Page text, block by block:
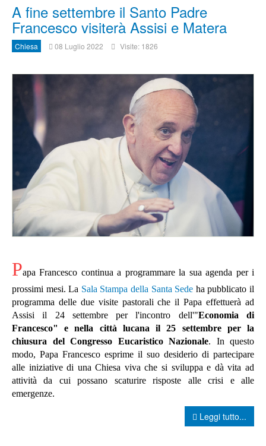
A fine settembre il Santo Padre
Francesco visiterà Assisi e Matera
Chiesa 08 Luglio 2022 Visite: 1826
Papa Francesco continua a programmare la sua agenda per i
prossimi mesi. La Sala Stampa della Santa Sede ha pubblicato il
programma delle due visite pastorali che il Papa effettuerà ad
Assisi il 24 settembre per l'incontro dell'"Economia di
Francesco"
e nella città lucana il 25 settembre per la
chiusura del Congresso Eucaristico Nazionale. In questo
modo, Papa Francesco esprime il suo desiderio di partecipare
alle iniziative di una Chiesa viva che si sviluppa e dà vita ad
attività da cui possano scaturire risposte alle crisi e alle
emergenze.
Leggi tutto...